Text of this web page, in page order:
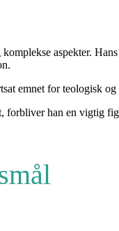
aspekter.
emnet for teologisk
forbliver han en vigtig